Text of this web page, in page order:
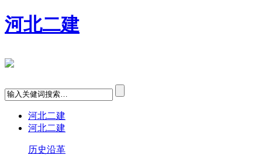
河北二建
河北二建
河北二建
历史沿革